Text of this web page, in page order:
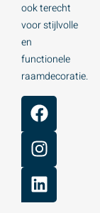
ook terecht
voor stijlvolle
en
functionele
raamdecoratie.